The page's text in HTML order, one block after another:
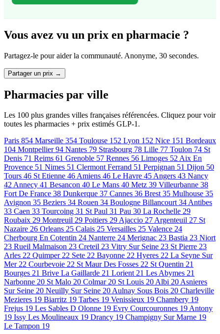
Vous avez vu un prix en pharmacie ?
Partagez-le pour aider la communauté. Anonyme, 30 secondes.
Partager un prix →
Pharmacies par ville
Les 100 plus grandes villes françaises référencées. Cliquez pour voir
toutes les pharmacies + prix estimés GLP-1.
Paris 854 Marseille 354 Toulouse 152 Lyon 152 Nice 151 Bordeaux
104 Montpellier94 Nantes 79 Strasbourg 78 Lille 77 Toulon 74 St
Denis 71 Reims 61 Grenoble 57 Rennes 56 Limoges 52Aix En
Provence 51 Nimes 51 Clermont Ferrand 51 Perpignan 51 Dijon 50
Tours 46 St Etienne 46Amiens 46 Le Havre 45Angers 43 Nancy
42Annecy 41 Besancon 40 Le Mans 40 Metz 39 Villeurbanne 38
Fort De France 38 Dunkerque 37 Cannes 36 Brest35 Mulhouse 35
Avignon 35 Beziers 34 Rouen 34 Boulogne Billancourt34Antibes
33 Caen 33 Tourcoing 31 St Paul 31 Pau 30 La Rochelle 29
Roubaix 29 Montreuil 29 Poitiers 29Ajaccio 27Argenteuil 27 St
Nazaire 26 Orleans 25 Calais 25 Versailles 25 Valence 24
Cherbourg En Cotentin 24 Nanterre 24 Merignac 23 Bastia 23 Niort
23 Rueil Malmaison 23 Creteil 23 Vitry Sur Seine 23 St Pierre 23
Arles 22 Quimper22 Sete 22 Bayonne 22 Hyeres 22 La Seyne Sur
Mer22 Courbevoie 22 St Maur Des Fosses 22 St Quentin 21
Bourges 21 Brive La Gaillarde 21 Lorient21 Les Abymes 21
Narbonne 20 St Malo 20 Colmar20 St Louis 20Albi 20Asnieres
Sur Seine 20 Neuilly Sur Seine 20Aulnay Sous Bois 20 Charleville
Mezieres 19 Biarritz 19 Tarbes 19 Venissieux 19 Chambery 19
Frejus 19 Les Sables D Olonne 19 Evry Courcouronnes 19Antony
19 Issy Les Moulineaux 19 Drancy 19 Champigny Sur Marne 19
Le Tampon 19